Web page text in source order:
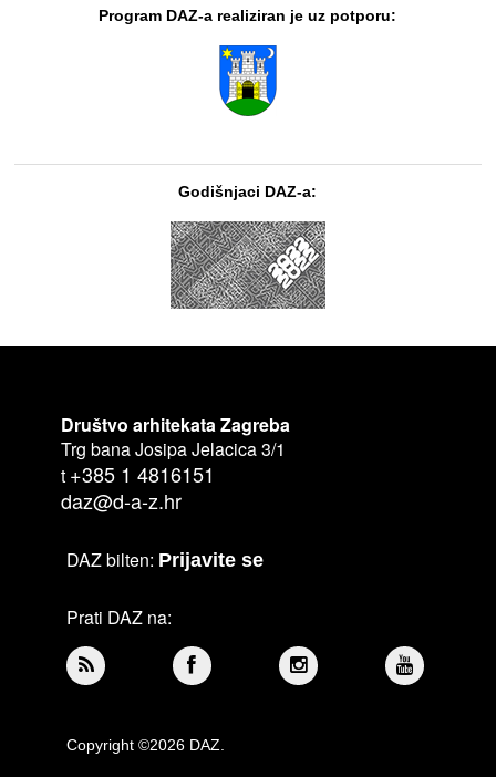
Program DAZ-a realiziran je uz potporu:
Godišnjaci DAZ-a:
Društvo arhitekata Zagreba
Trg bana Josipa Jelacica 3/1
t +385 1 4816151
daz@d-a-z.hr
DAZ bilten: Prijavite se
Prati DAZ na:
Copyright ©2026 DAZ.